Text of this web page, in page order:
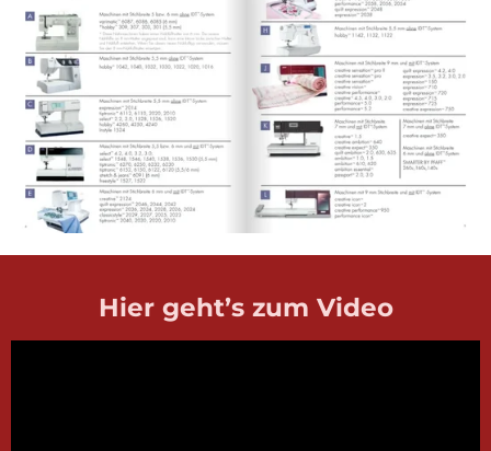
Hier geht’s zum Video